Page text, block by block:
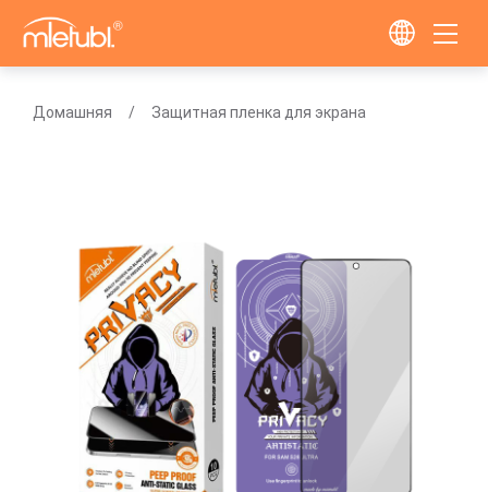
Домашняя Защитная пленка для экрана